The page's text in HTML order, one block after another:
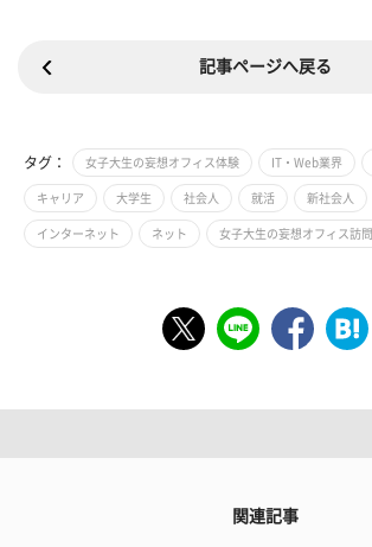
記事ページへ戻る
タグ： 女子大生の妄想オフィス体験 IT・Web業界
キャリア 大学生 社会人 就活 新社会人
インターネット ネット 女子大生の妄想オフィス訪問
関連記事